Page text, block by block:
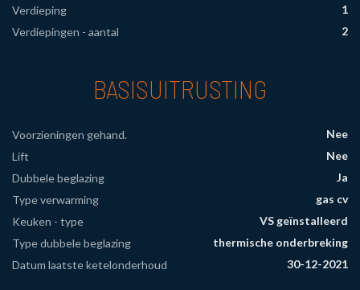
Verdieping
1
Verdiepingen - aantal
2
BASISUITRUSTING
Voorzieningen gehand.
Nee
Lift
Nee
Dubbele beglazing
Ja
Type verwarming
gas cv
Keuken - type
VS geïnstalleerd
Type dubbele beglazing
thermische onderbreking
Datum laatste ketelonderhoud
30-12-2021